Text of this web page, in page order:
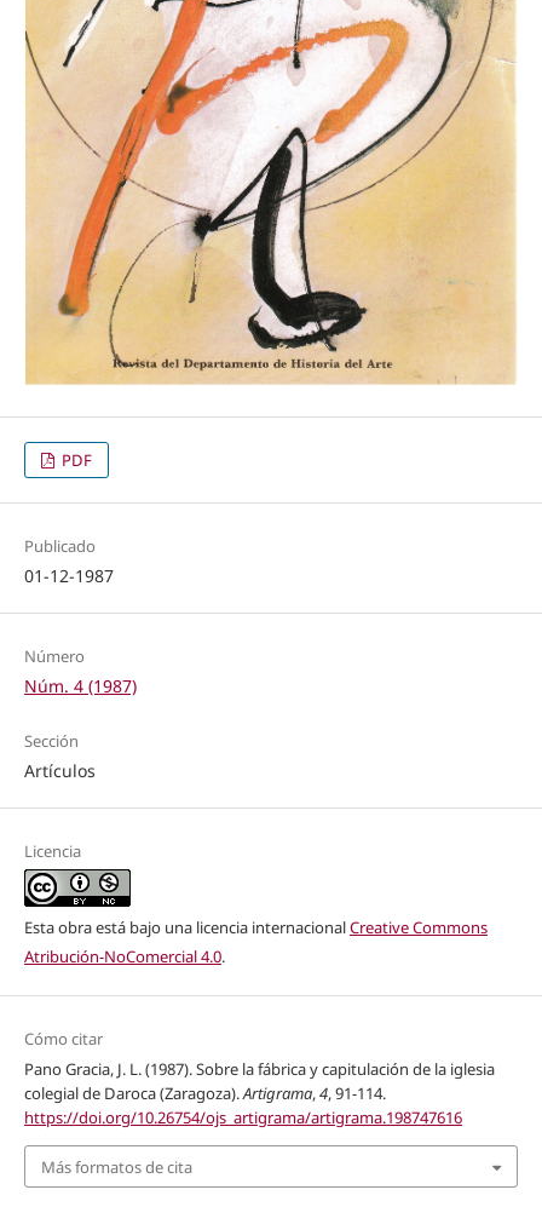
PDF
Publicado
01-12-1987
Número
Núm. 4 (1987)
Sección
Artículos
Licencia
Esta obra está bajo una licencia internacionalCreative Commons
Atribución-NoComercial 4.0.
Cómo citar
Pano Gracia, J. L. (1987). Sobre la fábrica y capitulación de la iglesia
colegial de Daroca (Zaragoza).Artigrama,4, 91-114.
https://doi.org/10.26754/ojs_artigrama/artigrama.198747616
Más formatos de cita